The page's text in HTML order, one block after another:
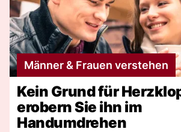
Männer & Frauen verstehen
Kein Grund für
erobern Sie ihn im
Handumdrehen